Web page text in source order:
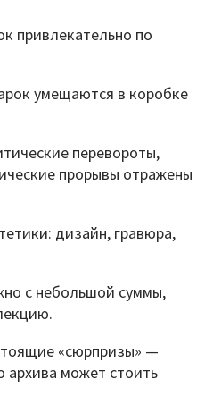
привлекательно по
умещаются в коробке
перевороты,
прорывы отражены
дизайн, гравюра,
с небольшой суммы,
«сюрпризы» —
архива может стоить